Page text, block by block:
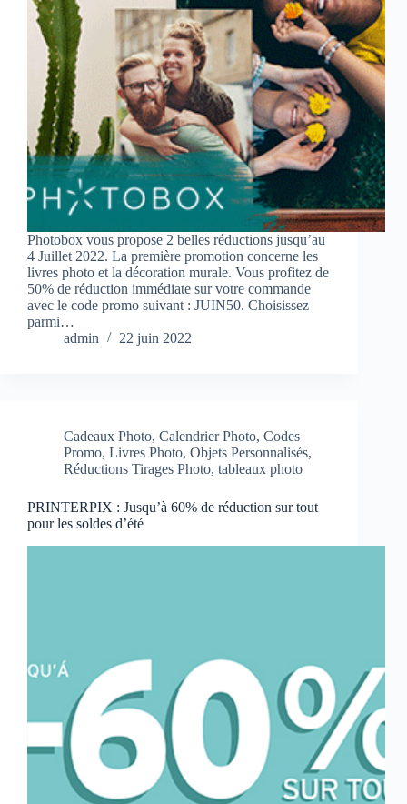
Photobox vous propose 2 belles réductions jusqu’au
4 Juillet 2022. La première promotion concerne les
livres photo et la décoration murale. Vous profitez de
50% de réduction immédiate sur votre commande
avec le code promo suivant : JUIN50. Choisissez
parmi…
admin
22 juin 2022
Cadeaux Photo, Calendrier Photo, Codes
Promo, Livres Photo, Objets Personnalisés,
Réductions Tirages Photo, tableaux photo
PRINTERPIX : Jusqu’à 60% de réduction sur tout
pour les soldes d’été